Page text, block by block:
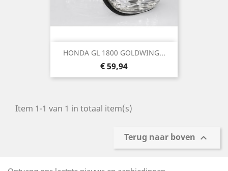
HONDA GL 1800 GOLDWING...
Prijs
€ 59,94
Item 1-1 van 1 in totaal item(s)
Terug naar boven 